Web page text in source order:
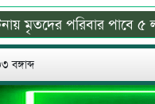
পরিবার পাবে ৫ লাখ
২ কিশোরের মৃত্যু